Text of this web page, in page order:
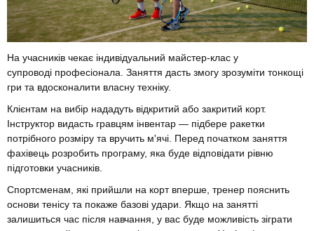
На учасників чекає індивідуальний майстер-клас у
супроводі професіонала. Заняття дасть змогу зрозуміти тонкощі
гри та вдосконалити власну техніку.
Клієнтам на вибір нададуть відкритий або закритий корт.
Інструктор видасть гравцям інвентар — підбере ракетки
потрібного розміру та вручить м'ячі. Перед початком заняття
фахівець розробить програму, яка буде відповідати рівню
підготовки учасників.
Спортсменам, які прийшли на корт вперше, тренер пояснить
основи тенісу та покаже базові удари. Якщо на занятті
залишиться час після навчання, у вас буде можливість зіграти